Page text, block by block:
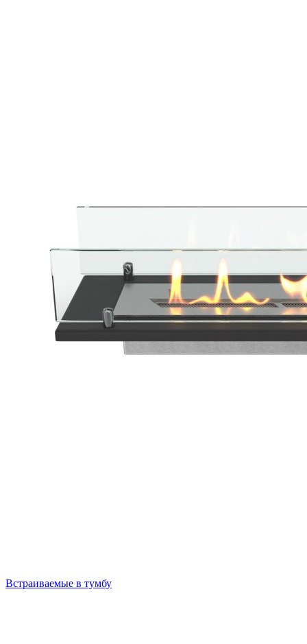
Встраиваемые в тумбу